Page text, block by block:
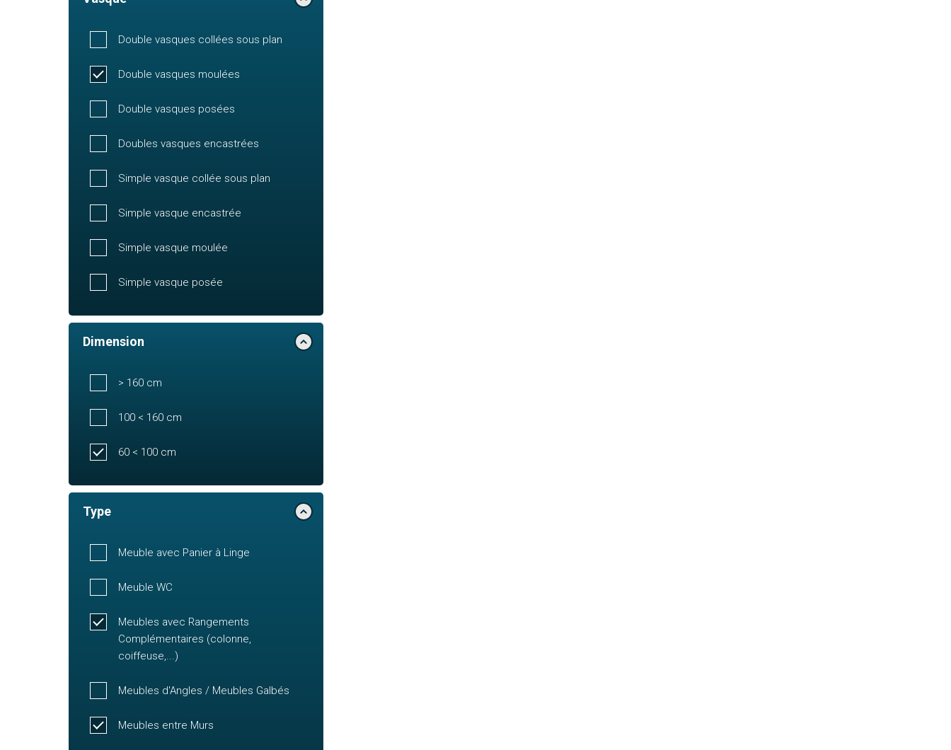
Double vasques collées sous plan
Double vasques moulées
Double vasques posées
Doubles vasques encastrées
Simple vasque collée sous plan
Simple vasque encastrée
Simple vasque moulée
Simple vasque posée
Dimension
> 160 cm
100 < 160 cm
60 < 100 cm
Type
Meuble avec Panier à Linge
Meuble WC
Meubles avec Rangements
Complémentaires (colonne,
coiffeuse,...)
Meubles d'Angles / Meubles Galbés
Meubles entre Murs